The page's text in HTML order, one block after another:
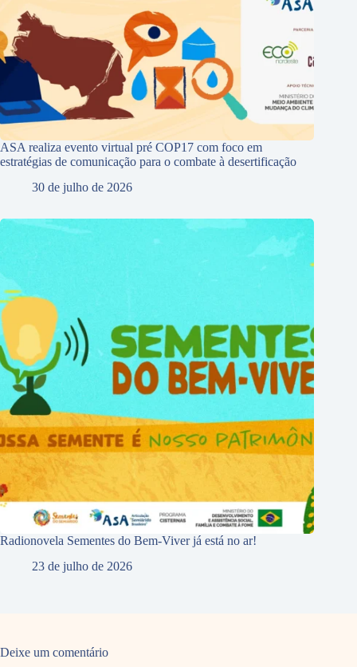
ASA realiza evento virtual pré COP17 com foco em
estratégias de comunicação para o combate à desertificação
30 de julho de 2026
Radionovela Sementes do Bem-Viver já está no ar!
23 de julho de 2026
Deixe um comentário